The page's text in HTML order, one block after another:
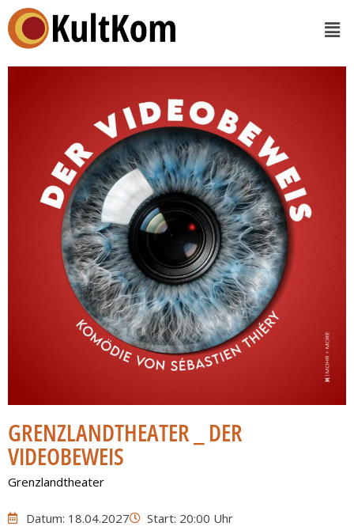
GRENZLANDTHEATER _ DER
VIDEOBEWEIS
Grenzlandtheater
Datum: 18.04.2027
Start: 20:00 Uhr